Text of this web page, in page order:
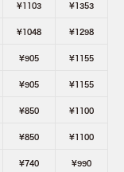
¥1103 ¥1353
¥1048 ¥1298
¥905 ¥1155
¥905 ¥1155
¥850 ¥1100
¥850 ¥1100
¥740 ¥990